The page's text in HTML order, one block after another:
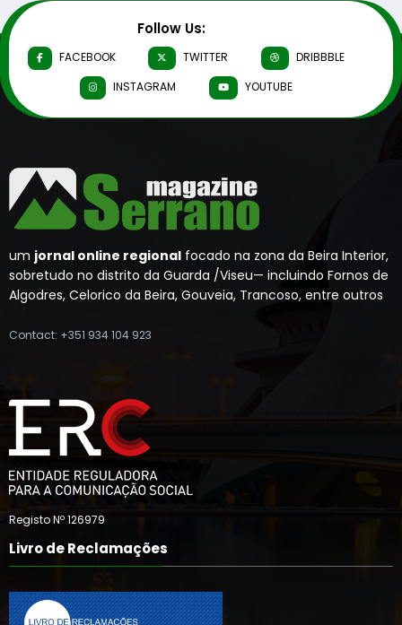
Follow Us:
FACEBOOK TWITTER
DRIBBBLE
INSTAGRAM
YOUTUBE
um jornal online regional focado na zona da Beira Interior,
sobretudo no distrito da Guarda /Viseu— incluindo Fornos de
Algodres, Celorico da Beira, Gouveia, Trancoso, entre outros
Contact: +351 934 104 923
Registo Nº 126979
Livro de Reclamações